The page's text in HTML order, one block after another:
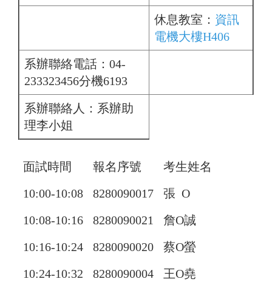
休息教室： 資訊
電機大樓H406
系辦聯絡電話：04-
233323456分機6193
系辦聯絡人：系辦助
理李小姐
面試時間 報名序號
考生姓名
10:00-10:08
8280090017
張 O
10:08-10:16
8280090021
詹O誠
10:16-10:24
8280090020
蔡O螢
10:24-10:32
8280090004
王O堯